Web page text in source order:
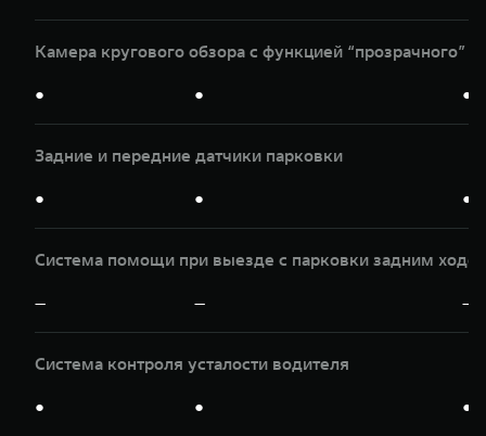
Камера кругового обзора с функцией “прозрачного”
● ● ●
Задние и передние датчики парковки
● ● ●
Система помощи при выезде с парковки задним
— — —
Система контроля усталости водителя
● ● ●